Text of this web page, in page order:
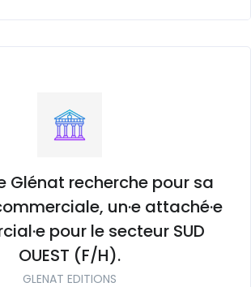
Glénat recherche pour sa
un·e attaché·e
pour le secteur SUD
OUEST (F/H).
GLENAT EDITIONS